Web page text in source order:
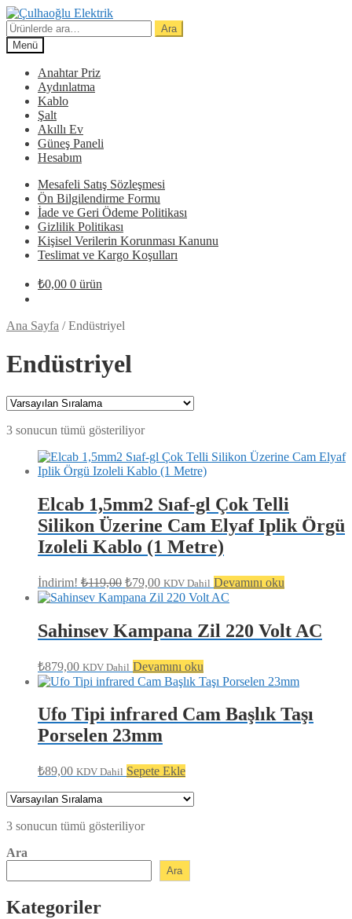
Dolaşıma
geç
İçeriğe
geç
Ara:
Ara
Menü
Anahtar Priz
Aydınlatma
Kablo
Şalt
Akıllı Ev
Güneş Paneli
Hesabım
Mesafeli Satış Sözleşmesi
Ön Bilgilendirme Formu
İade ve Geri Ödeme Politikası
Gizlilik Politikası
Kişisel Verilerin Korunması Kanunu
Teslimat ve Kargo Koşulları
₺0,00 0 ürün
Ana Sayfa /Endüstriyel
Endüstriyel
3 sonucun tümü gösteriliyor
Elcab 1,5mm2 Sıaf-gl Çok Telli
Silikon Üzerine Cam Elyaf Iplik Örgü
Izoleli Kablo (1 Metre)
İndirim! ₺119,00 Orijinal
fiyat:
₺79,00Şu
andaki
fiyat:
KDV Dahil Devamını oku
Sahinsev Kampana Zil 220 Volt AC
₺879,00 KDV Dahil Devamını oku
Ufo Tipi infrared Cam Başlık Taşı
Porselen 23mm
₺89,00 KDV Dahil Sepete Ekle
3 sonucun tümü gösteriliyor
Ara
Ara
Kategoriler